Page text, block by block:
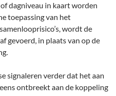
dagniveau in kaart worden
toepassing van het
wordt de
gevoerd, in plaats van op de
signaleren verder dat het aan
ontbreekt aan de koppeling